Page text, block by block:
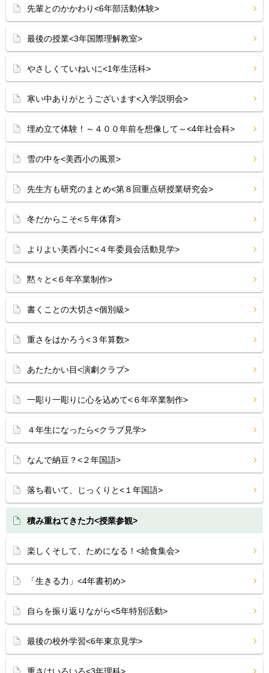
先輩とのかかわり<6年部活動体験>
最後の授業<3年国際理解教室>
やさしくていねいに<1年生活科>
寒い中ありがとうございます<入学説明会>
埋め立て体験！～４００年前を想像して～<4年社会科>
雪の中を<美西小の風景>
先生方も研究のまとめ<第８回重点研授業研究会>
冬だからこそ<５年体育>
よりよい美西小に<４年委員会活動見学>
黙々と<６年卒業制作>
書くことの大切さ<個別級>
重さをはかろう<３年算数>
あたたかい目<演劇クラブ>
一彫り一彫りに心を込めて<６年卒業制作>
４年生になったら<クラブ見学>
なんで納豆？<２年国語>
落ち着いて、じっくりと<１年国語>
積み重ねてきた力<授業参観>
楽しくそして、ためになる！<給食集会>
「生きる力」<4年書初め>
自らを振り返りながら<5年特別活動>
最後の校外学習<6年東京見学>